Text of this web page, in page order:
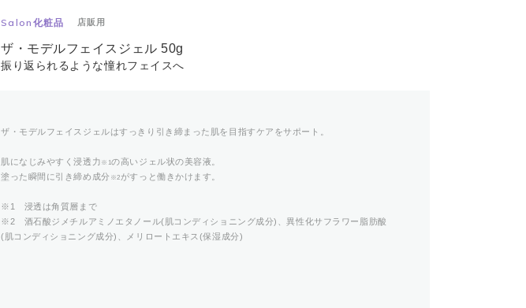
Salon化粧品 店販用
ザ・モデルフェイスジェル 50g
振り返られるような憧れフェイスへ
ザ・モデルフェイスジェルはすっきり引き締まった肌を目指すケアをサポート。
肌になじみやすく浸透力 ※1の高いジェル状の美容液。
塗った瞬間に引き締め成分 ※2 がすっと働きかけます。
※1 浸透は角質層まで
※2 酒石酸ジメチルアミノエタノール(肌コンディショニング成分)、異性化サフラワー脂肪酸
(肌コンディショニング成分)、メリロートエキス(保湿成分)